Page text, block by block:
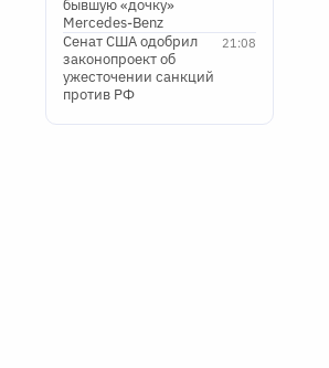
бывшую «дочку»
Mercedes-Benz
21:08
Сенат США одобрил
законопроект об
ужесточении санкций
против РФ